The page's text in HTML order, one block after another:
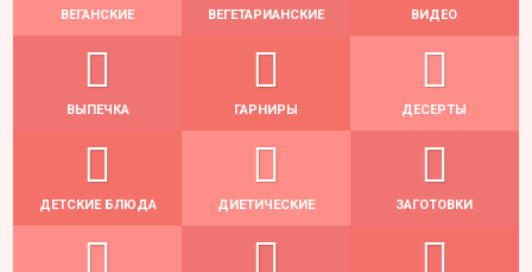
ВЕГАНСКИЕ ВЕГЕТАРИАНСКИЕ ВИДЕО
ВЫПЕЧКА ГАРНИРЫ ДЕСЕРТЫ
ДЕТСКИЕ БЛЮДА ДИЕТИЧЕСКИЕ ЗАГОТОВКИ